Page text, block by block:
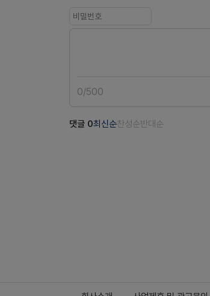
0/500
댓글 0최신순찬성순반대순